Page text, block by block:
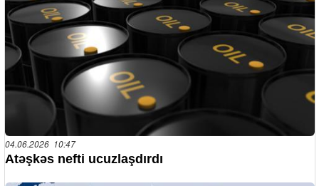
04.06.2026 10:47
Atəşkəs nefti ucuzlaşdırdı